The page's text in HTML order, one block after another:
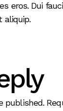
eros. Dui
aliquip.
published.